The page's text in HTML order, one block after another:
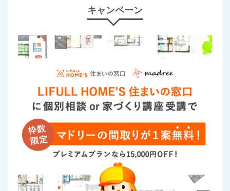
キャンペーン